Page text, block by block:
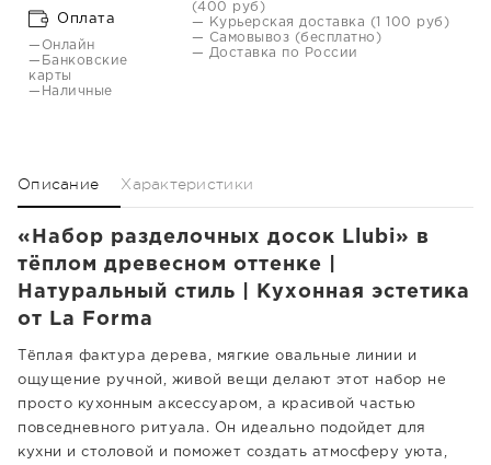
Оплата
—Онлайн
—Банковские
карты
—Наличные
(400 руб)
— Курьерская доставка (1 100 руб)
— Самовывоз (бесплатно)
— Доставка по России
Описание Характеристики
«Набор разделочных досок Llubi» в
тёплом древесном оттенке |
Натуральный стиль | Кухонная эстетика
от La Forma
Тёплая фактура дерева, мягкие овальные линии и
ощущение ручной, живой вещи делают этот набор не
просто кухонным аксессуаром, а красивой частью
повседневного ритуала. Он идеально подойдет для
кухни и столовой и поможет создать атмосферу уюта,